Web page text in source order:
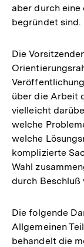
aber durch
begründet sind.
Die
über die Arbeit
vielleicht
welche
welche
komplizierte
Wahl
durch Beschluß
Die folgende
Allgemeinen
behandelt die